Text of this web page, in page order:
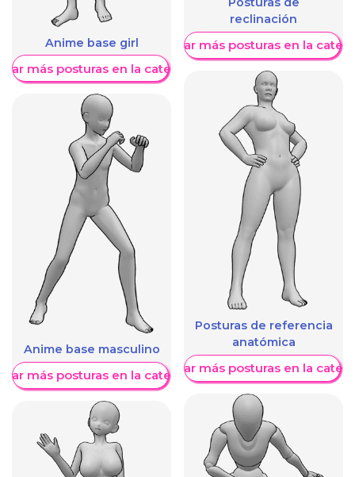
Anime base girl
más posturas en la categoría
Anime base masculino
más posturas en la categoría
reclinación
Mostrar más posturas en la
Posturas de referencia
anatómica
Mostrar más posturas en la